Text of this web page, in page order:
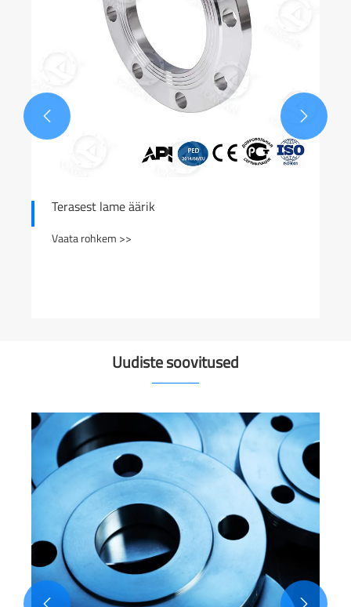
Terasest lame äärik
Vaata rohkem >>
 
Uudiste soovitused
 